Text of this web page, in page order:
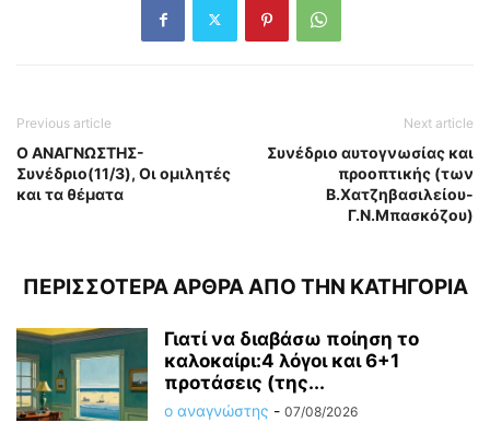
Previous article
Ο ΑΝΑΓΝΩΣΤΗΣ-
Συνέδριο(11/3), Οι ομιλητές
και τα θέματα
Next article
Συνέδριο αυτογνωσίας και
προοπτικής (των
Β.Χατζηβασιλείου-
Γ.Ν.Μπασκόζου)
ΠΕΡΙΣΣΟΤΕΡΑ ΑΡΘΡΑ ΑΠΟ ΤΗΝ ΚΑΤΗΓΟΡΙΑ
Γιατί να διαβάσω ποίηση το
καλοκαίρι:4 λόγοι και 6+1
προτάσεις (της...
ο αναγνώστης - 07/08/2026